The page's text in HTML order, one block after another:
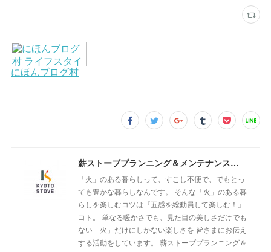
薪ストーブプランニング＆メンテナンス専門店 『京都ストーブ販売』
「火」のある暮らしって、すこし不便で、でもとっ
ても豊かな暮らしなんです。 そんな「火」のある暮
らしを楽しむコツは『五感を総動員して楽しむ！』
コト。 単なる暖かさでも、見た目の美しさだけでも
ない「火」だけにしかない楽しさを 皆さまにお伝え
する活動をしています。 薪ストーブプランニング＆